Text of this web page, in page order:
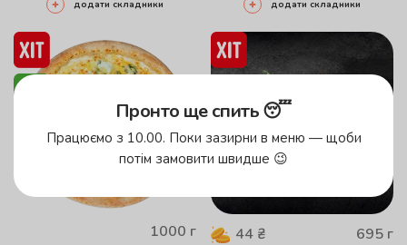
додати складники додати складники
1000 г 44 ₴ 695 г
Пронто ще спить 😴
Працюємо з 10.00. Поки зазирни в меню — щоби
потім замовити швидше 😉